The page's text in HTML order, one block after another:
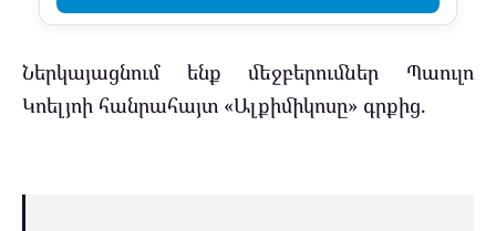
Ներկայացնում ենք մեջբերումներ Պաուլո
Կոելյոի հանրահայտ «Ալքիմիկոսը» գրքից.